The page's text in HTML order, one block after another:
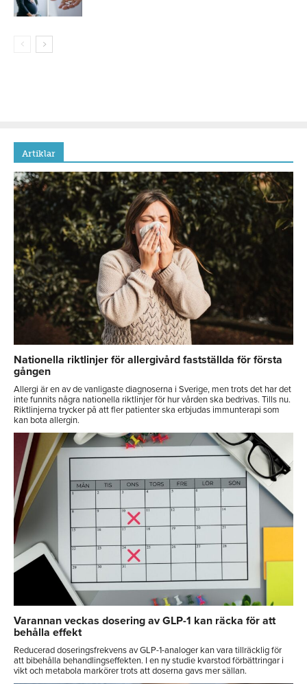
Artiklar
Nationella riktlinjer för allergivård fastställda för första
gången
Allergi är en av de vanligaste diagnoserna i Sverige, men trots det har det
inte funnits några nationella riktlinjer för hur vården ska bedrivas. Tills nu.
Riktlinjerna trycker på att fler patienter ska erbjudas immunterapi som
kan bota allergin.
Varannan veckas dosering av GLP-1 kan räcka för att
behålla effekt
Reducerad doseringsfrekvens av GLP-1-analoger kan vara tillräcklig för
att bibehålla behandlingseffekten. I en ny studie kvarstod förbättringar i
vikt och metabola markörer trots att doserna gavs mer sällan.